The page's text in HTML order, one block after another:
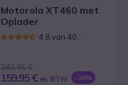
Motorola XT460 met
Oplader
4.8 van 40
249,95 €
159,95 € ex. BTW -36%